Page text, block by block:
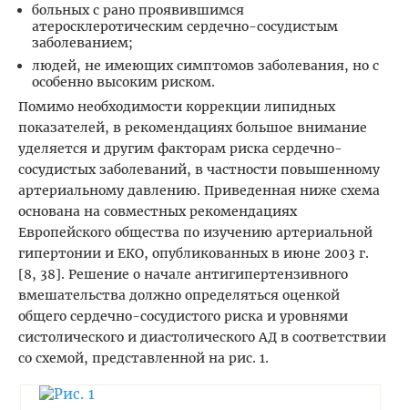
больных с рано проявившимся
атеросклеротическим сердечно-сосудистым
заболеванием;
людей, не имеющих симптомов заболевания, но с
особенно высоким риском.
Помимо необходимости коррекции липидных
показателей, в рекомендациях большое внимание
уделяется и другим факторам риска сердечно-
сосудистых заболеваний, в частности повышенному
артериальному давлению. Приведенная ниже схема
основана на совместных рекомендациях
Европейского общества по изучению артериальной
гипертонии и ЕКО, опубликованных в июне 2003 г.
[8, 38]. Решение о начале антигипертензивного
вмешательства должно определяться оценкой
общего сердечно-сосудистого риска и уровнями
систолического и диастолического АД в соответствии
со схемой, представленной на рис. 1.